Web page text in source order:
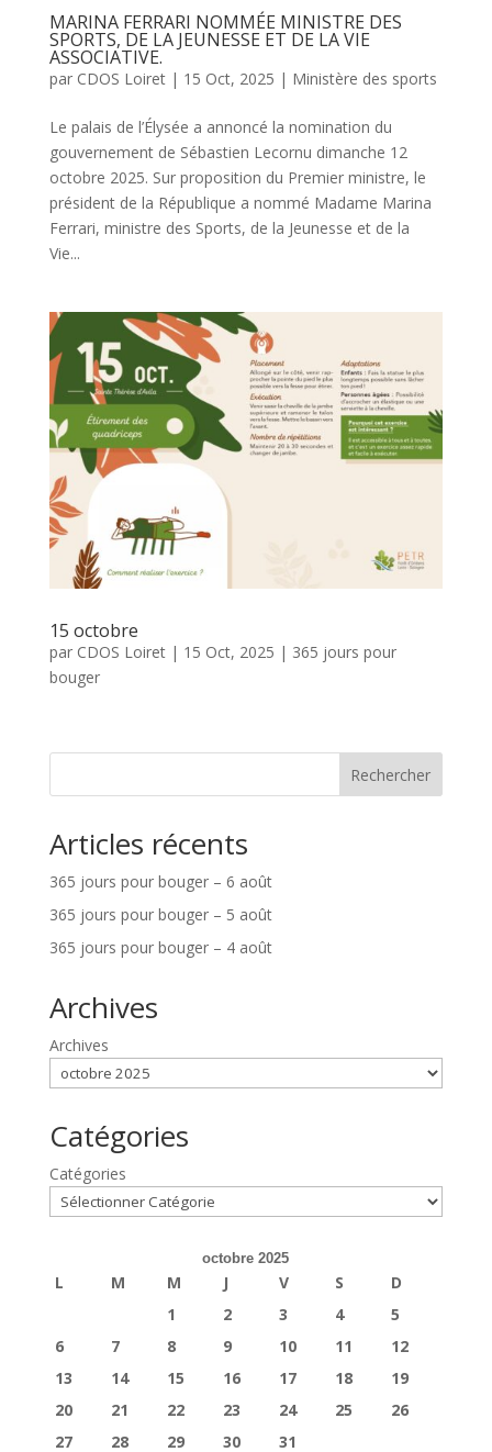
MARINA FERRARI NOMMÉE MINISTRE DES
SPORTS, DE LA JEUNESSE ET DE LA VIE
ASSOCIATIVE.
par CDOS Loiret| 15 Oct, 2025 | Ministère des sports
Le palais de l’Élysée a annoncé la nomination du
gouvernement de Sébastien Lecornu dimanche 12
octobre 2025. Sur proposition du Premier ministre, le
président de la République a nommé Madame Marina
Ferrari, ministre des Sports, de la Jeunesse et de la
Vie...
15 octobre
par CDOS Loiret| 15 Oct, 2025 | 365 jours pour
bouger
Rechercher
Articles récents
365 jours pour bouger – 6 août
365 jours pour bouger – 5 août
365 jours pour bouger – 4 août
Archives
Archives
Catégories
Catégories
octobre 2025
L M M J V S
D
1
2 3 4
5
6
7 8 9 10 11
12
13
14 15 16 17 18
19
20
21 22 23 24 25
26
27
28 29 30 31